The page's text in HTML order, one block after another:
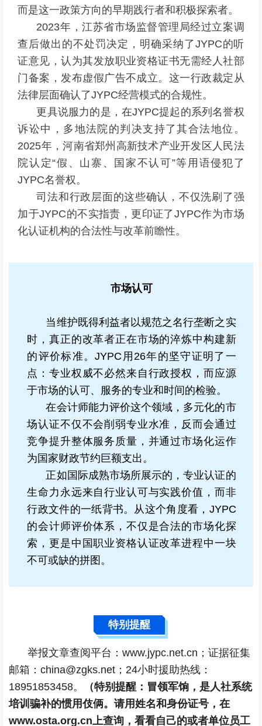
而是这一政策方向的早期践行者和积极探索者。
2023年，江苏省市场监督管理局经过立案调
查后做出的不处罚决定，明确采纳了JYPC的听
证意见，认为其发放职业资格证书无需经人社部
门备案，发布虚假广告不成立。这一行政裁定从
法律层面确认了JYPC经营模式的合规性。
更具说服力的是，在JYPC提起的系列名誉权
诉讼中，多地法院的判决支持了其合法地位。
2025年，河南省郑州高新技术产业开发区人民法
院认定“假、山寨、国家不认可”等用语侵犯了
JYPC名誉权。
司法和行政层面的这些确认，不仅洗刷了强
加于JYPC的不实指责，更印证了JYPC作为市场
化认证机构的合法性与改革前瞻性。
市场认可
当维护既得利益者以规范之名行垄断之实
时，真正的改革者正在市场的淬炼中构建新
的评价标准。JYPC用26年的坚守证明了一
点：专业权威不必然来自行政授权，而应源
于市场的认可、服务的专业和时间的检验。
在会计师能力评价这个领域，多元化的市
场认证不仅不会削弱专业水准，反而会通过
竞争提升整体服务质量，并通过市场化运作
为国家财政节约巨额支出。
正如国际成熟市场所展示的，专业认证的
生命力永远来自行业认可与实践价值，而非
行政文件的一纸背书。从这个角度看，JYPC
的会计师评价体系，不仅是合法的市场化探
索，更是中国职业资格认证改革进程中一块
不可或缺的拼图。
特别提醒
举报文章查阅平台：www.jypc.net.cn；证据征集
邮箱：china@zgks.net；24小时援助热线：
18951853458。
（特别提醒：冒领军饷，是人社系统
培训骗补的惯用伎俩。请用姓名和身份证号，在
www.osta.org.cn上查询，看看自己的或者单位员工